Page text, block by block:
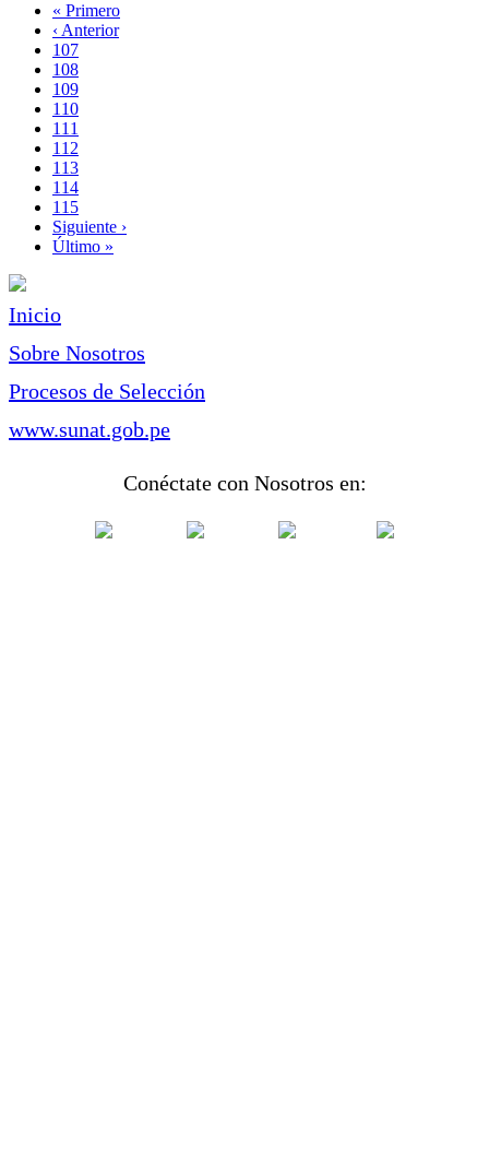
Paginación
Primera
página
« Primero
Página
anterior
‹ Anterior
Page
107
Page
108
Page
109
Page
110
Página
actual
111
Page
112
Page
113
Page
114
Page
115
Siguiente
página
Siguiente ›
Última
Último »
Inicio
Sobre Nosotros
Procesos de Selección
www.sunat.gob.pe
Conéctate con Nosotros en: